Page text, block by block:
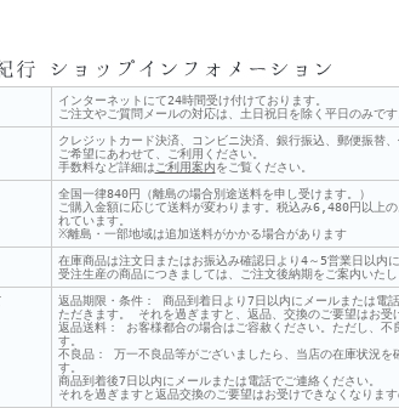
インターネットにて24時間受け付けております。
ご注文やご質問メールの対応は、土日祝日を除く平日のみです
クレジットカード決済、コンビニ決済、銀行振込、郵便振替
ご希望にあわせて、ご利用ください。
手数料など詳細は ご利用案内をご覧ください。
全国一律840円（離島の場合別途送料を申し受けます。）
ご購入金額に応じて送料が変わります。税込み6,480円以上
れています。
※離島・一部地域は追加送料がかかる場合があります
在庫商品は注文日またはお振込み確認日より4～5営業日以内に
受注生産の商品につきましては、ご注文後納期をご案内いたし
返品期限・条件： 商品到着日より7日以内にメールまたは電
ただきます。 それを過ぎますと、返品、交換のご要望はお受
返品送料： お客様都合の場合はご容赦ください。ただし、不
す。
不良品： 万一不良品等がございましたら、当店の在庫状況
す。
商品到着後7日以内にメールまたは電話でご連絡ください。
それを過ぎますと返品交換のご要望はお受けできなくなります